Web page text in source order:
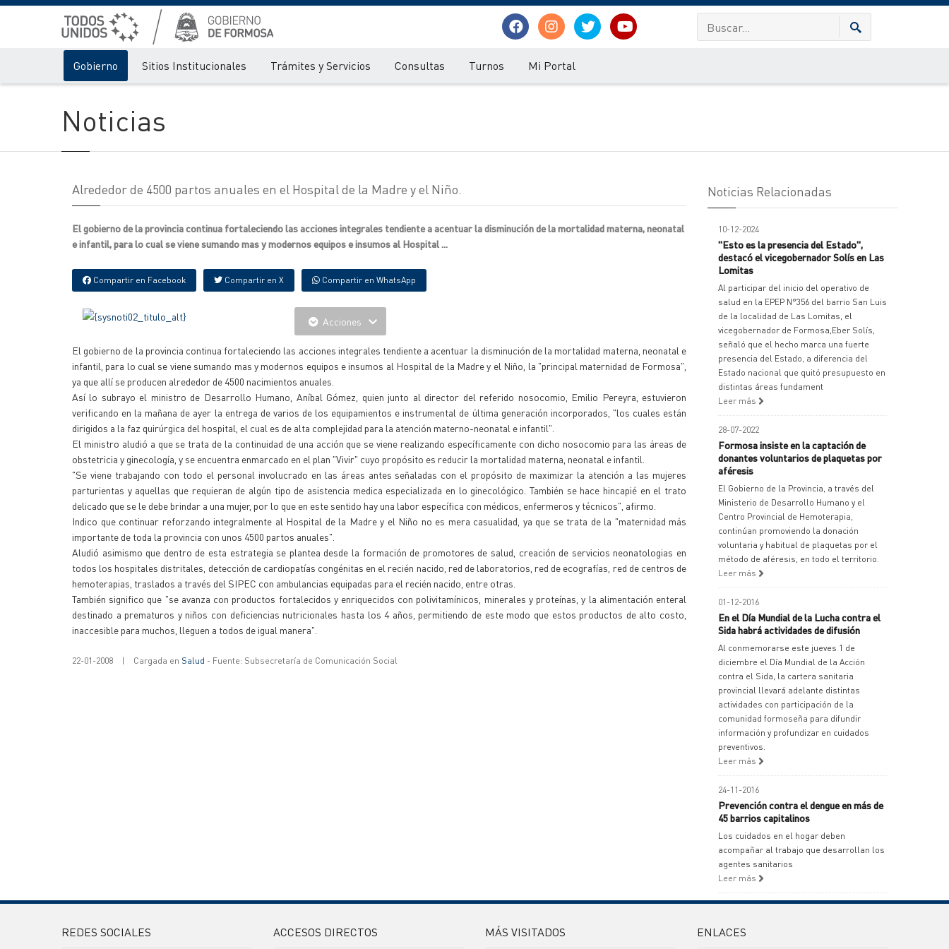
Gobierno Sitios Institucionales Trámites y Servicios Consultas Turnos Mi Portal
Noticias
Alrededor de 4500 partos anuales en el Hospital de la Madre y el Niño.
El gobierno de la provincia continua fortaleciendo las acciones integrales tendiente a acentuar la disminución de la mortalidad materna, neonatal
e infantil, para lo cual se viene sumando mas y modernos equipos e insumos al Hospital ...
Compartir en Facebook Compartir en X Compartir en WhatsApp
Acciones
El gobierno de la provincia continua fortaleciendo las acciones integrales tendiente a acentuar la disminución de la mortalidad materna, neonatal e
infantil, para lo cual se viene sumando mas y modernos equipos e insumos al Hospital de la Madre y el Niño, la "principal maternidad de Formosa",
ya que allí se producen alrededor de 4500 nacimientos anuales.
Así lo subrayo el ministro de Desarrollo Humano, Aníbal Gómez, quien junto al director del referido nosocomio, Emilio Pereyra, estuvieron
verificando en la mañana de ayer la entrega de varios de los equipamientos e instrumental de última generación incorporados, "los cuales están
dirigidos a la faz quirúrgica del hospital, el cual es de alta complejidad para la atención materno-neonatal e infantil".
El ministro aludió a que se trata de la continuidad de una acción que se viene realizando específicamente con dicho nosocomio para las áreas de
obstetricia y ginecología, y se encuentra enmarcado en el plan "Vivir" cuyo propósito es reducir la mortalidad materna, neonatal e infantil.
"Se viene trabajando con todo el personal involucrado en las áreas antes señaladas con el propósito de maximizar la atención a las mujeres
parturientas y aquellas que requieran de algún tipo de asistencia medica especializada en lo ginecológico. También se hace hincapié en el trato
delicado que se le debe brindar a una mujer, por lo que en este sentido hay una labor específica con médicos, enfermeros y técnicos", afirmo.
Indico que continuar reforzando integralmente al Hospital de la Madre y el Niño no es mera casualidad, ya que se trata de la "maternidad más
importante de toda la provincia con unos 4500 partos anuales".
Aludió asimismo que dentro de esta estrategia se plantea desde la formación de promotores de salud, creación de servicios neonatologias en
todos los hospitales distritales, detección de cardiopatías congénitas en el recién nacido, red de laboratorios, red de ecografías, red de centros de
hemoterapias, traslados a través del SIPEC con ambulancias equipadas para el recién nacido, entre otras.
También significo que "se avanza con productos fortalecidos y enriquecidos con polivitamínicos, minerales y proteínas, y la alimentación enteral
destinado a prematuros y niños con deficiencias nutricionales hasta los 4 años, permitiendo de este modo que estos productos de alto costo,
inaccesible para muchos, lleguen a todos de igual manera".
22-01-2008 | Cargada en Salud - Fuente: Subsecretaría de Comunicación Social
Noticias Relacionadas
10-12-2024
"Esto es la presencia del Estado",
destacó el vicegobernador Solís en Las
Lomitas
Al participar del inicio del operativo de
salud en la EPEP N°356 del barrio San Luis
de la localidad de Las Lomitas, el
vicegobernador de Formosa,Eber Solís,
señaló que el hecho marca una fuerte
presencia del Estado, a diferencia del
Estado nacional que quitó presupuesto en
distintas áreas fundament
Leer más
28-07-2022
Formosa insiste en la captación de
donantes voluntarios de plaquetas por
aféresis
El Gobierno de la Provincia, a través del
Ministerio de Desarrollo Humano y el
Centro Provincial de Hemoterapia,
continúan promoviendo la donación
voluntaria y habitual de plaquetas por el
método de aféresis, en todo el territorio.
Leer más
01-12-2016
En el Día Mundial de la Lucha contra el
Sida habrá actividades de difusión
Al conmemorarse este jueves 1 de
diciembre el Día Mundial de la Acción
contra el Sida, la cartera sanitaria
provincial llevará adelante distintas
actividades con participación de la
comunidad formoseña para difundir
información y profundizar en cuidados
preventivos.
Leer más
24-11-2016
Prevención contra el dengue en más de
45 barrios capitalinos
Los cuidados en el hogar deben
acompañar al trabajo que desarrollan los
agentes sanitarios
Leer más
REDES SOCIALES ACCESOS DIRECTOS MÁS VISITADOS ENLACES